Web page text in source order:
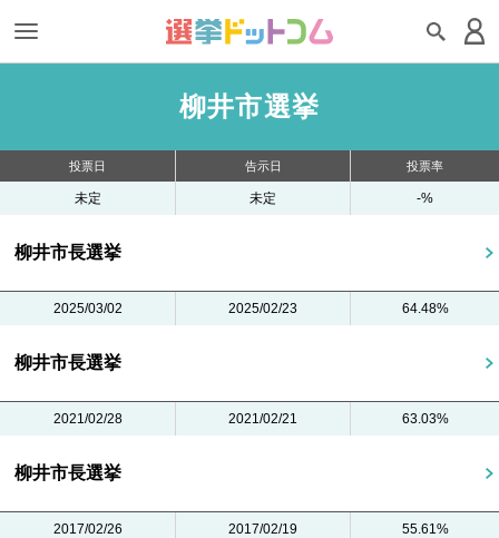
柳井市選挙
投票日 告示日 投票率
未定 未定 -%
柳井市長選挙
2025/03/02 2025/02/23 64.48%
柳井市長選挙
2021/02/28 2021/02/21 63.03%
柳井市長選挙
2017/02/26 2017/02/19 55.61%